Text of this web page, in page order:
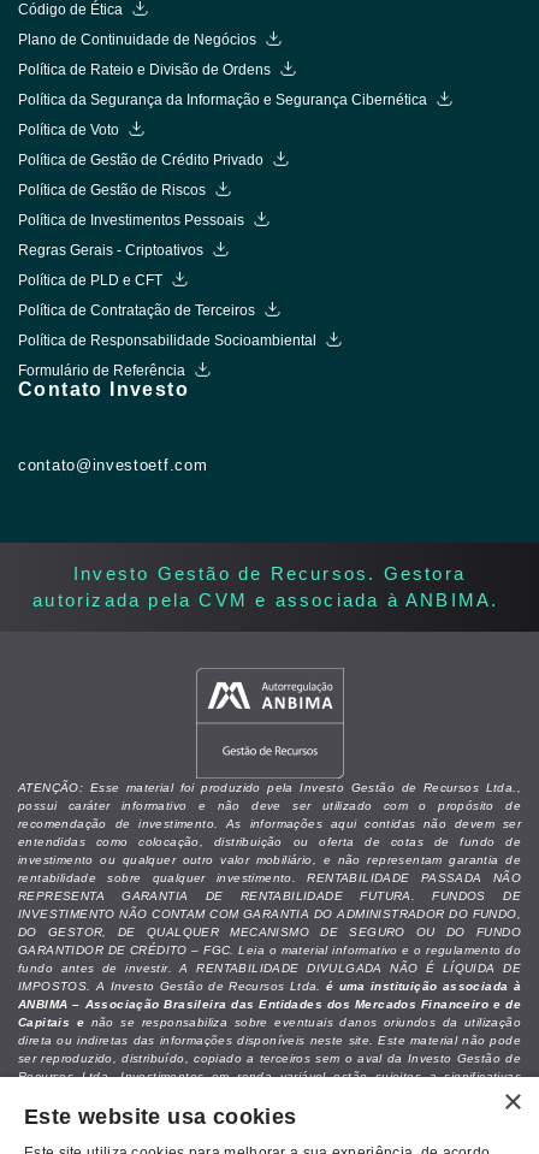
Código de Ética
Plano de Continuidade de Negócios
Política de Rateio e Divisão de Ordens
Política da Segurança da Informação e Segurança Cibernética
Política de Voto
Política de Gestão de Crédito Privado
Política de Gestão de Riscos
Política de Investimentos Pessoais
Regras Gerais - Criptoativos
Política de PLD e CFT
Política de Contratação de Terceiros
Política de Responsabilidade Socioambiental
Formulário de Referência
Contato Investo
contato@investoetf.com
Investo Gestão de Recursos. Gestora
autorizada pela CVM e associada à ANBIMA. ​
ATENÇÃO: Esse material foi produzido pela Investo Gestão de Recursos Ltda.,
possui caráter informativo e não deve ser utilizado com o propósito de
recomendação de investimento. As informações aqui contidas não devem ser
entendidas como colocação, distribuição ou oferta de cotas de fundo de
investimento ou qualquer outro valor mobiliário, e não representam garantia de
rentabilidade sobre qualquer investimento. RENTABILIDADE PASSADA NÃO
REPRESENTA GARANTIA DE RENTABILIDADE FUTURA. FUNDOS DE
INVESTIMENTO NÃO CONTAM COM GARANTIA DO ADMINISTRADOR DO FUNDO,
DO GESTOR, DE QUALQUER MECANISMO DE SEGURO OU DO FUNDO
GARANTIDOR DE CRÉDITO – FGC. Leia o material informativo e o regulamento do
fundo antes de investir. A RENTABILIDADE DIVULGADA NÃO É LÍQUIDA DE
IMPOSTOS. A Investo Gestão de Recursos Ltda. é uma instituição associada à
ANBIMA – Associação Brasileira das Entidades dos Mercados Financeiro e de
Capitais e não se responsabiliza sobre eventuais danos oriundos da utilização
direta ou indiretas das informações disponíveis neste site. Este material não pode
ser reproduzido, distribuído, copiado a terceiros sem o aval da Investo Gestão de
Recursos Ltda. Investimentos em renda variável estão sujeitos a significativas
perdas patrimoniais do capital alocado. Recomendamos que as decisões de
investimentos sejam analisadas junto a um assessor de investimentos ou
individuais do investidor.
×
Este website usa cookies